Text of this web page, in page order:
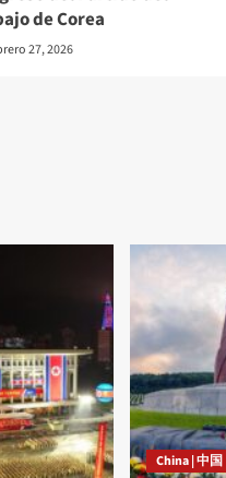
de Corea
27, 2026
China | 中国